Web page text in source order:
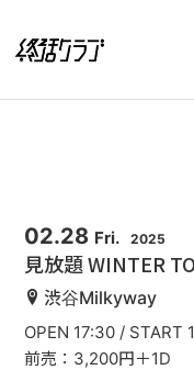
1stFullAlbum
2ndFullAlbum
02.28 Fri. 2025
見放題 WINTER
渋谷Milkyway
OPEN 17:30 / START
前売：3,200円＋1D